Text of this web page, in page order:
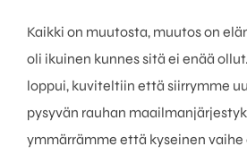
Kaikki on muutosta, muutos on
oli ikuinen kunnes sitä ei enää
loppui, kuviteltiin että siirrymme
pysyvän rauhan
ymmärrämme että kyseinen vaihe